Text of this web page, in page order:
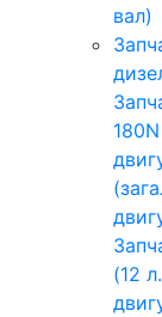
вал)
(12